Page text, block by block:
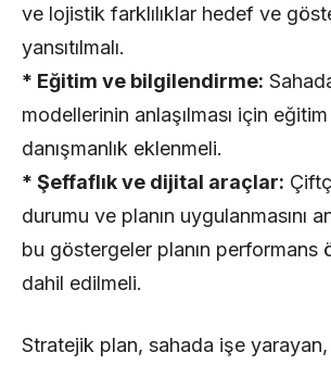
ve lojistik farklılıklar hedef ve
yansıtılmalı.
* Eğitim ve bilgilendirme:
modellerinin anlaşılması için
danışmanlık eklenmeli.
* Şeffaflık ve dijital araçlar:
durumu ve planın uygulanmasını
bu göstergeler planın performans
dahil edilmeli.
Stratejik plan, sahada işe